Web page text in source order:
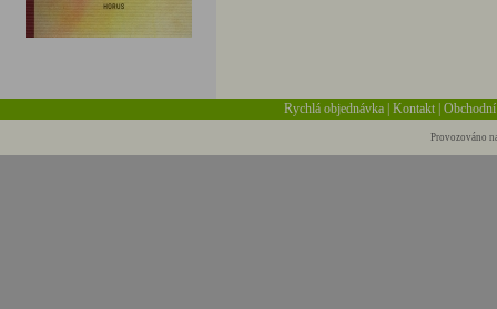
Rychlá objednávka |Kontakt |
Provozováno